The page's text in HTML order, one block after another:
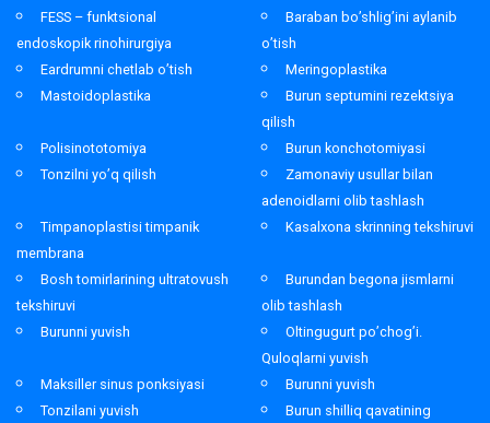
FESS – funktsional
endoskopik rinohirurgiya
Baraban bo’shlig’ini aylanib
o’tish
Eardrumni chetlab o’tish
Meringoplastika
Mastoidoplastika
Burun septumini rezektsiya
qilish
Polisinototomiya
Burun konchotomiyasi
Tonzilni yo’q qilish
Zamonaviy usullar bilan
adenoidlarni olib tashlash
Timpanoplastisi timpanik
membrana
Kasalxona skrinning tekshiruvi
Bosh tomirlarining ultratovush
tekshiruvi
Burundan begona jismlarni
olib tashlash
Burunni yuvish
Oltingugurt po’chog’i.
Quloqlarni yuvish
Maksiller sinus ponksiyasi
Burunni yuvish
Tonzilani yuvish
Burun shilliq qavatining